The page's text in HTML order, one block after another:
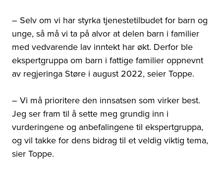
– Selv om vi har styrka tjenestetilbudet for barn og
unge, så må vi ta på alvor at delen barn i familier
med vedvarende lav inntekt har økt. Derfor ble
ekspertgruppa om barn i fattige familier oppnevnt
av regjeringa Støre i august 2022, seier Toppe.
– Vi må prioritere den innsatsen som virker best.
Jeg ser fram til å sette meg grundig inn i
vurderingene og anbefalingene til ekspertgruppa,
og vil takke for dens bidrag til et veldig viktig tema,
sier Toppe.